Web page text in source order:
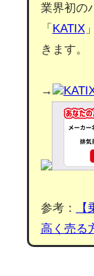
業界初の
「 KATIX
きます。
→
参考：
高く売る